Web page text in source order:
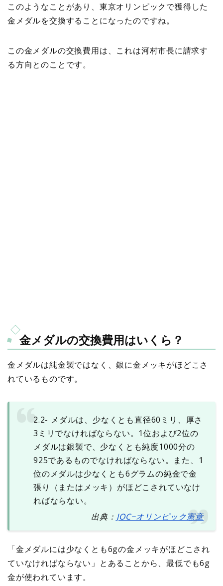
このようなことがあり、東京オリンピックで獲得した
金メダルを交換することになったのですね。
この金メダルの交換費用は、これは河村市長に請求す
る方向とのことです。
金メダルの交換費用はいくら？
金メダルは純金製ではなく、銀に金メッキがほどこさ
れているものです。
2.2- メダルは、少なくとも直径60ミリ、厚さ
3ミリでなければならない。1位および2位の
メダルは銀製で、少なくとも純度1000分の
925であるものでなければならない。また、1
位のメダルは少なくとも6グラムの純金で金
張り（またはメッキ）がほどこされていなけ
ればならない。
出典： JOC−オリンピック憲章
「金メダルには少なくとも6gの金メッキがほどこされ
ていなければならない」とあることから、最低でも6g
金が使われています。